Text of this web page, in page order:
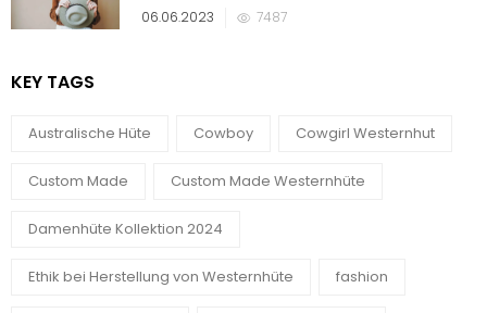
Veröffentlicht
06.06.2023 7487
KEY TAGS
Australische Hüte Cowboy Cowgirl Westernhut
Custom Made Custom Made Westernhüte
Damenhüte Kollektion 2024
Ethik bei Herstellung von Westernhüte fashion